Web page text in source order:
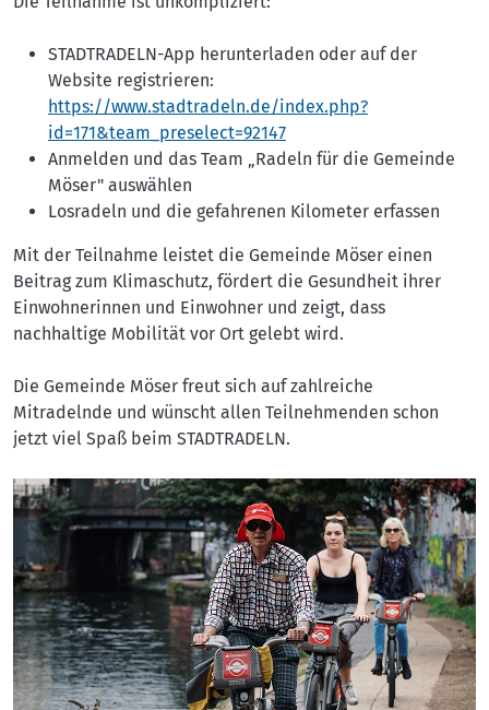
STADTRADELN-App herunterladen oder auf der
Website registrieren:
https://www.stadtradeln.de/index.php?
id=171&team_preselect=92147
Anmelden und das Team „Radeln für die Gemeinde
Möser" auswählen
Losradeln und die gefahrenen Kilometer erfassen
Mit der Teilnahme leistet die Gemeinde Möser einen
Beitrag zum Klimaschutz, fördert die Gesundheit ihrer
Einwohnerinnen und Einwohner und zeigt, dass
nachhaltige Mobilität vor Ort gelebt wird.
Die Gemeinde Möser freut sich auf zahlreiche
Mitradelnde und wünscht allen Teilnehmenden schon
jetzt viel Spaß beim STADTRADELN.